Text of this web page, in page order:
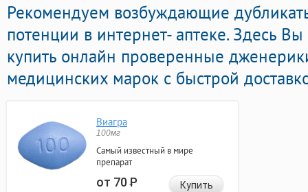
Рекомендуем возбуждающие
потенции в интернет- аптеке. Здесь
купить онлайн проверенные
медицинских марок с быстрой
Виагра
100мг
Самый известный в мире
препарат
от 70Р Купить